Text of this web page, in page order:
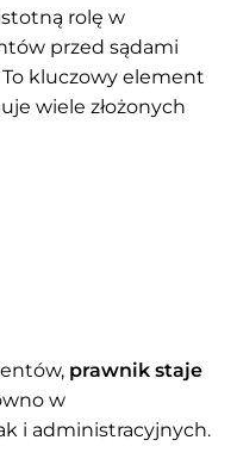
rolę w
przed sądami
kluczowy element
wiele złożonych
prawnik staje
w
i administracyjnych.